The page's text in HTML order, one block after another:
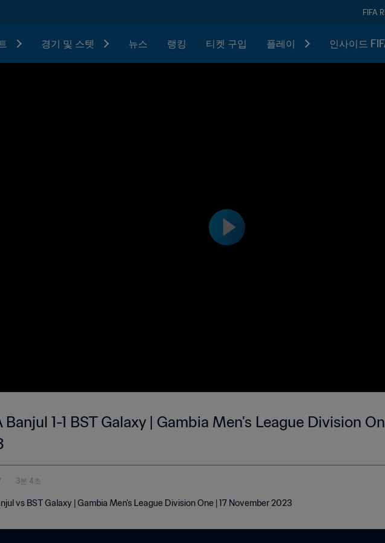
FIFA
경기 및 스텟 뉴스 랭킹 티켓 구입 플레이 인사이드
Banjul 1-1 BST Galaxy | Gambia Men's League Division
3분 4초
vs BST Galaxy | Gambia Men's League Division One | 17 November 2023